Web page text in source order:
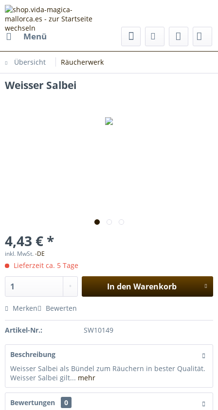
Menü
Übersicht Räucherwerk
Weisser Salbei
4,43 € *
inkl. MwSt.-DE
Lieferzeit ca. 5 Tage
In den Warenkorb
Merken Bewerten
Artikel-Nr.: SW10149
Beschreibung
Weisser Salbei als Bündel zum Räuchern in bester Qualität.
Weisser Salbei gilt... mehr
Bewertungen
0